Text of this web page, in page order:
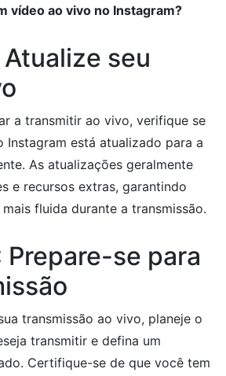
vídeo ao vivo no Instagram?
Atualize seu
a transmitir ao vivo, verifique se
Instagram está atualizado para a
As atualizações geralmente
e recursos extras, garantindo
fluida durante a transmissão.
Prepare-se para
transmissão ao vivo, planeje o
transmitir e defina um
Certifique-se de que você tem